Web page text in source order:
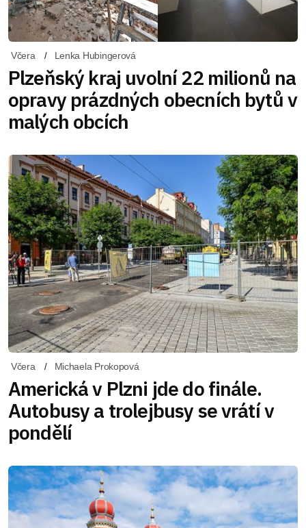
Včera Lenka Hubingerová
Plzeňský kraj uvolní 22 milionů na
opravy prázdných obecních bytů v
malých obcích
Včera Michaela Prokopová
Americká v Plzni jde do finále.
Autobusy a trolejbusy se vrátí v
pondělí